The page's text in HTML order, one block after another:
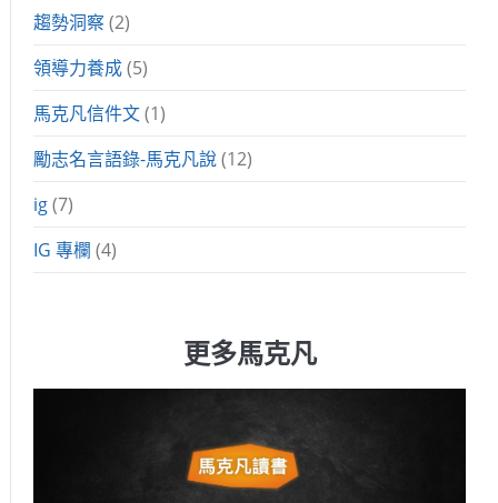
趨勢洞察 (2)
領導力養成(5)
馬克凡信件文(1)
勵志名言語錄-馬克凡說(12)
ig(7)
IG 專欄 (4)
更多馬克凡